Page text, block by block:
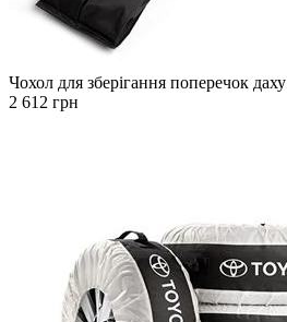
Чохол для зберігання поперечок даху
2 612 грн